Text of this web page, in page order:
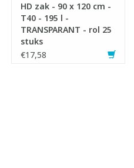
HD zak - 90 x 120 cm -
T40 - 195 l -
TRANSPARANT - rol 25
stuks
€17,58